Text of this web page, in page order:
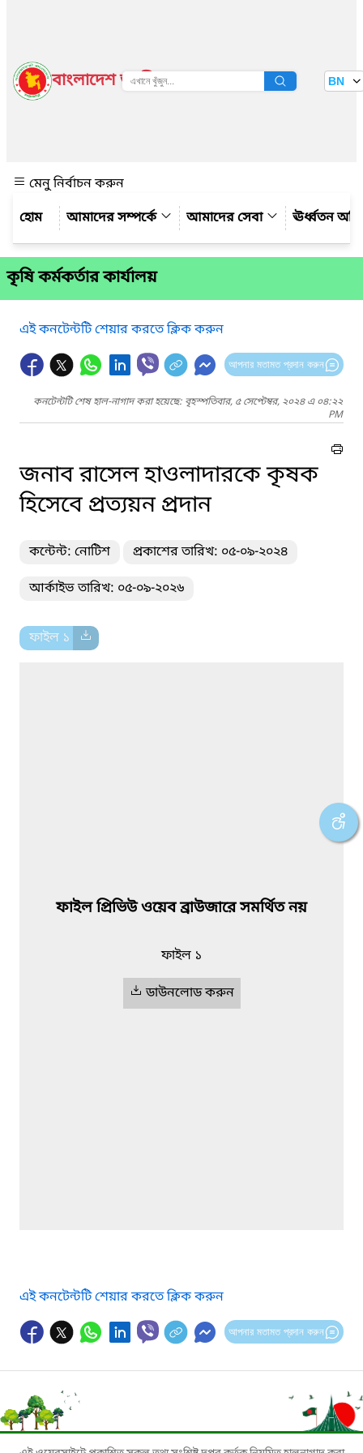
বাংলাদেশ জাতীয় তথ্য বাতায়ন BN
মেনু নির্বাচন করুন
আমাদের সম্পর্কে
আমাদের সেবা ঊর্ধ্বতন
কৃষি কর্মকর্তার কার্যালয়
এই কনটেন্টটি শেয়ার করতে ক্লিক করুন
আপনার মতামত প্রদান করুন
কনটেন্টটি শেষ হাল-নাগাদ করা হয়েছে: বৃহস্পতিবার, ৫ সেপ্টেম্বর, ২০২৪ এ ০৪:২২
PM
জনাব রাসেল হাওলাদারকে কৃষক
হিসেবে প্রত্যয়ন প্রদান
কন্টেন্ট: নোটিশ প্রকাশের তারিখ: ০৫-০৯-২০২৪
আর্কাইভ তারিখ: ০৫-০৯-২০২৬
ফাইল ১
ফাইল প্রিভিউ ওয়েব ব্রাউজারে সমর্থিত নয়
ফাইল ১
ডাউনলোড করুন
এই কনটেন্টটি শেয়ার করতে ক্লিক করুন
আপনার মতামত প্রদান করুন